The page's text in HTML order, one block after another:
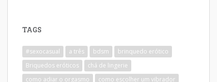
TAGS
#sexocasual a três bdsm
brinquedo erótico
Briquedos eróticos
chá de lingerie
como adiar o orgasmo
como escolher um vibrador